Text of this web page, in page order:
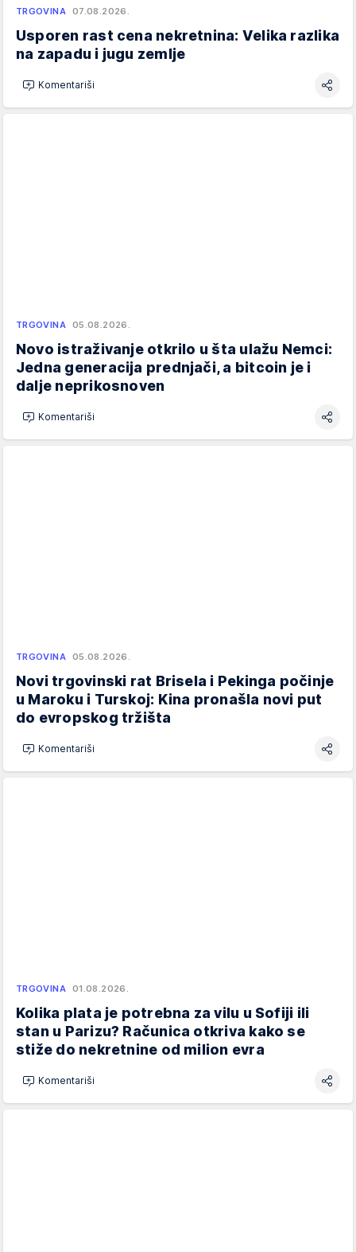
TRGOVINA 07.08.2026.
Usporen rast cena nekretnina: Velika razlika
na zapadu i jugu zemlje
Komentariši
TRGOVINA 05.08.2026.
Novo istraživanje otkrilo u šta ulažu Nemci:
Jedna generacija prednjači, a bitcoin je i
dalje neprikosnoven
Komentariši
TRGOVINA 05.08.2026.
Novi trgovinski rat Brisela i Pekinga počinje
u Maroku i Turskoj: Kina pronašla novi put
do evropskog tržišta
Komentariši
TRGOVINA 01.08.2026.
Kolika plata je potrebna za vilu u Sofiji ili
stan u Parizu? Računica otkriva kako se
stiže do nekretnine od milion evra
Komentariši